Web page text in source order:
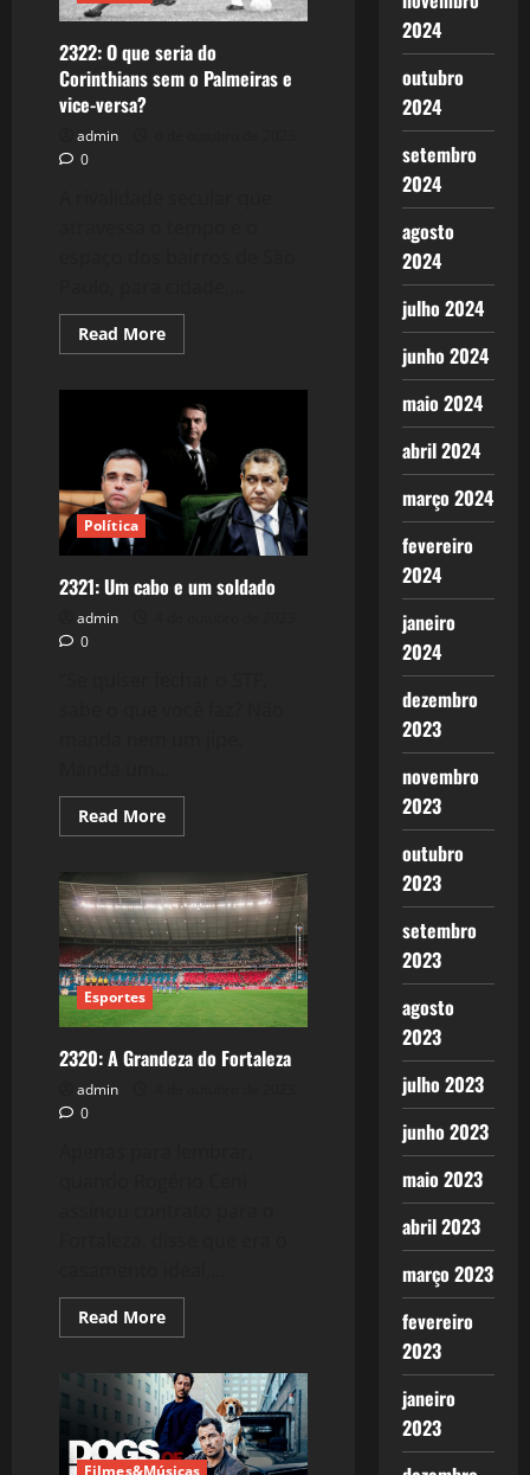
de
2322: O que seria do
Corinthians sem o Palmeiras e
vice-versa?
admin
0
Read MoreRead
more
que
seria
do
Corinthians
sem
o
Palmeiras
vice-
Política
2321: Um cabo e um soldado
admin
0
Read MoreRead
more
Um
cabo
e
um
soldado
Esportes
2320: A Grandeza do Fortaleza
admin
0
Read MoreRead
more
A
Grandeza
do
Fortaleza
Filmes&Músicas
2024
outubro
2024
setembro
2024
agosto
2024
julho 2024
junho 2024
maio 2024
abril 2024
março 2024
fevereiro
2024
janeiro
2024
dezembro
2023
novembro
2023
outubro
2023
setembro
2023
agosto
2023
julho 2023
junho 2023
maio 2023
abril 2023
março 2023
fevereiro
2023
janeiro
2023